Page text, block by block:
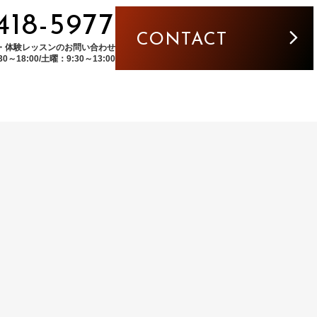
5977
体験レッスンのお問い合わせ
～18:00/土曜：9:30～13:00
CONTACT